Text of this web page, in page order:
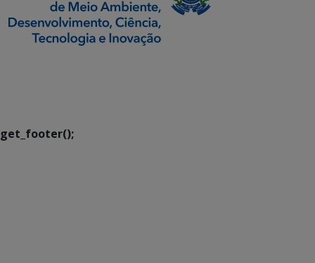
get_footer();